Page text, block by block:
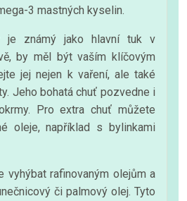
3 mastných kyselin.
je známý jako hlavní tuk v
by měl být vaším klíčovým
jej nejen k vaření, ale také
Jeho bohatá chuť pozvedne i
Pro extra chuť můžete
oleje, například s bylinkami
vyhýbat rafinovaným olejům a
či palmový olej. Tyto